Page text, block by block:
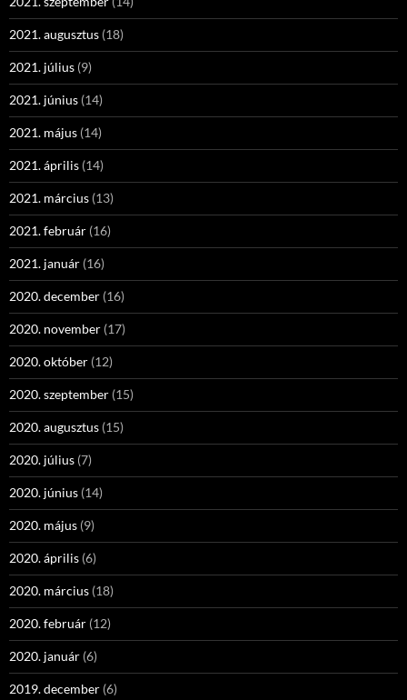
2021. augusztus (18)
2021. július (9)
2021. június (14)
2021. május (14)
2021. április (14)
2021. március (13)
2021. február (16)
2021. január (16)
2020. december (16)
2020. november (17)
2020. október (12)
2020. szeptember (15)
2020. augusztus (15)
2020. július (7)
2020. június (14)
2020. május (9)
2020. április (6)
2020. március (18)
2020. február (12)
2020. január (6)
2019. december (6)